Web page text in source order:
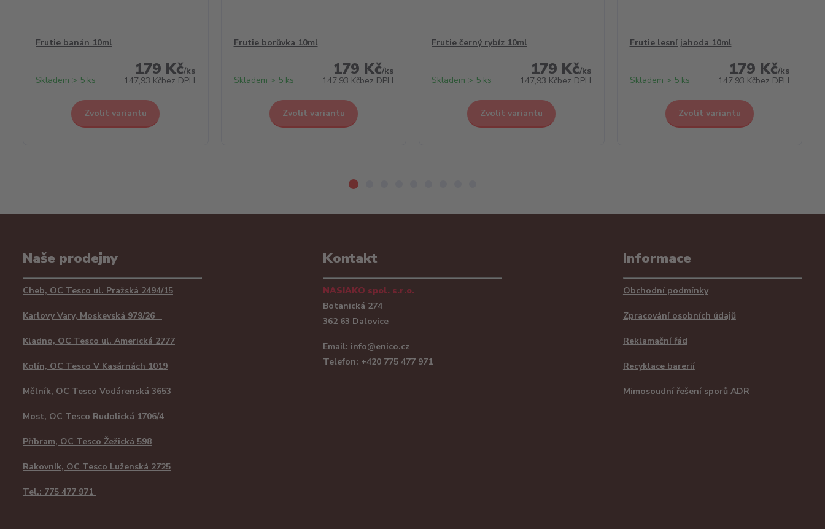
Frutie banán 10ml
179 Kč/ks
147,93 Kčbez DPH
Skladem > 5 ks
Zvolit variantu
Frutie borůvka 10ml
179 Kč/ks
147,93 Kčbez DPH
Skladem > 5 ks
Zvolit variantu
Frutie černý rybíz 10ml
179 Kč/ks
147,93 Kčbez DPH
Skladem > 5 ks
Zvolit variantu
Frutie lesní jahoda 10ml
179 Kč/ks
147,93 Kčbez DPH
Skladem > 5 ks
Zvolit variantu
Naše prodejny
Cheb, OC Tesco ul. Pražská 2494/15
Karlovy Vary, Moskevská 979/26
Kladno, OC Tesco ul. Americká 2777
Kolín, OC Tesco V Kasárnách 1019
Mělník, OC Tesco Vodárenská 3653
Most, OC Tesco Rudolická 1706/4
Příbram, OC Tesco Žežická 598
Rakovník, OC Tesco Luženská 2725
Tel.: 775 477 971
Kontakt
NASIAKO spol. s.r.o.
Botanická 274
362 63 Dalovice
Email: info@enico.cz
Telefon: +420 775 477 971
Informace
Obchodní podmínky
Zpracování osobních údajů
Reklamační řád
Recyklace barerií
Mimosoudní řešení sporů ADR